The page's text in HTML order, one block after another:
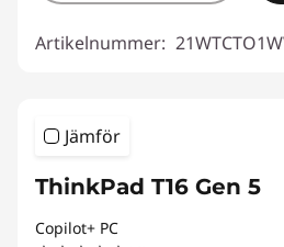
Artikelnummer:
Jämför
ThinkPad T16 Gen 5
Copilot+ PC